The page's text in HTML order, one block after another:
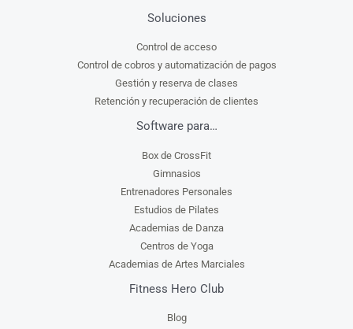
Soluciones
Control de acceso
Control de cobros y automatización de pagos
Gestión y reserva de clases
Retención y recuperación de clientes
Software para…
Box de CrossFit
Gimnasios
Entrenadores Personales
Estudios de Pilates
Academias de Danza
Centros de Yoga
Academias de Artes Marciales
Fitness Hero Club
Blog